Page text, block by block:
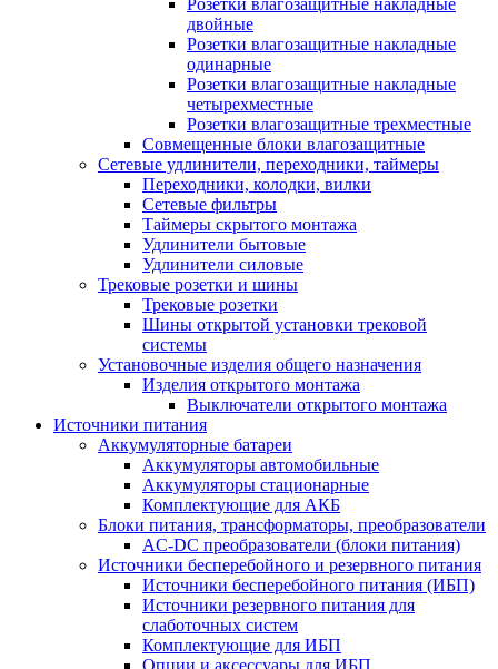
Розетки влагозащитные накладные
двойные
Розетки влагозащитные накладные
одинарные
Розетки влагозащитные накладные
четырехместные
Розетки влагозащитные трехместные
Совмещенные блоки влагозащитные
Сетевые удлинители, переходники, таймеры
Переходники, колодки, вилки
Сетевые фильтры
Таймеры скрытого монтажа
Удлинители бытовые
Удлинители силовые
Трековые розетки и шины
Трековые розетки
Шины открытой установки трековой
системы
Установочные изделия общего назначения
Изделия открытого монтажа
Выключатели открытого монтажа
Источники питания
Аккумуляторные батареи
Аккумуляторы автомобильные
Аккумуляторы стационарные
Комплектующие для АКБ
Блоки питания, трансформаторы, преобразователи
AC-DC преобразователи (блоки питания)
Источники бесперебойного и резервного питания
Источники бесперебойного питания (ИБП)
Источники резервного питания для
слаботочных систем
Комплектующие для ИБП
Опции и аксессуары для ИБП